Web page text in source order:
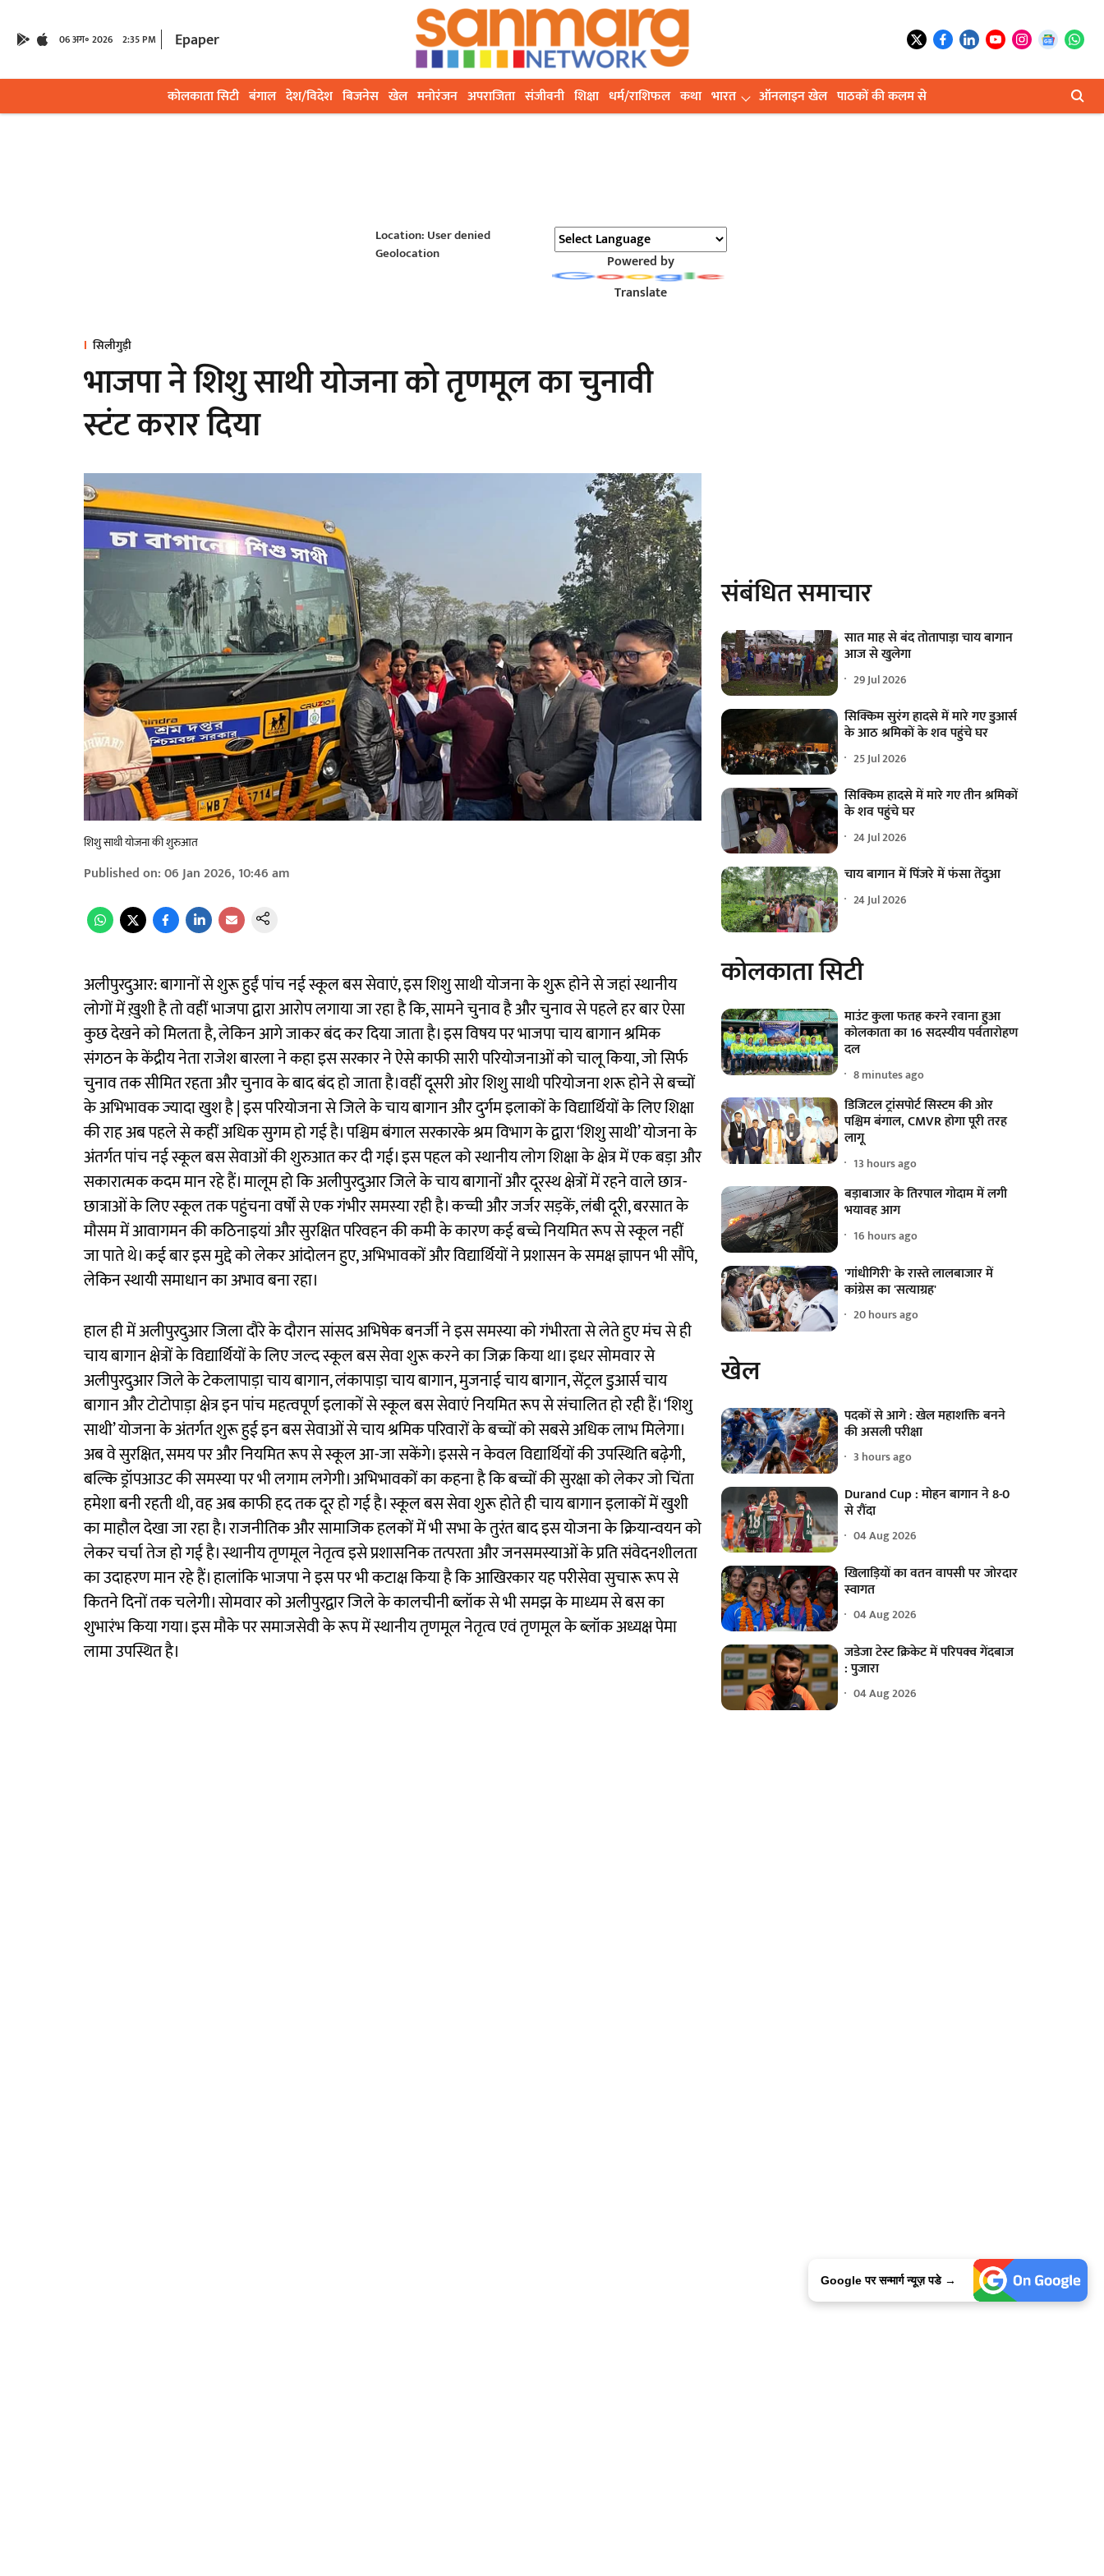
06 अग॰ 2026 2:35 PM Epaper
कोलकाता सिटी बंगाल देश/विदेश बिजनेस खेल मनोरंजन अपराजिता संजीवनी शिक्षा धर्म/राशिफल कथा भारत ऑनलाइन खेल पाठकों की कलम से
Location: User denied
Geolocation
Powered by
Translate
सिलीगुड़ी
भाजपा ने शिशु साथी योजना को तृणमूल का चुनावी
स्टंट करार दिया
शिशु साथी योजना की शुरुआत
Published on:06 Jan 2026, 10:46 am
अलीपुरदुआर: बागानों से शुरू हुईं पांच नई स्कूल बस सेवाएं, इस शिशु साथी योजना के शुरू होने से जहां स्थानीय
लोगों में ख़ुशी है तो वहीं भाजपा द्वारा आरोप लगाया जा रहा है कि, सामने चुनाव है और चुनाव से पहले हर बार ऐसा
कुछ देखने को मिलता है, लेकिन आगे जाकर बंद कर दिया जाता है। इस विषय पर भाजपा चाय बागान श्रमिक
संगठन के केंद्रीय नेता राजेश बारला ने कहा इस सरकार ने ऐसे काफी सारी परियोजनाओं को चालू किया, जो सिर्फ
चुनाव तक सीमित रहता और चुनाव के बाद बंद हो जाता है।वहीं दूसरी ओर शिशु साथी परियोजना शरू होने से बच्चों
के अभिभावक ज्यादा खुश है | इस परियोजना से जिले के चाय बागान और दुर्गम इलाकों के विद्यार्थियों के लिए शिक्षा
की राह अब पहले से कहीं अधिक सुगम हो गई है। पश्चिम बंगाल सरकारके श्रम विभाग के द्वारा ‘शिशु साथी’ योजना के
अंतर्गत पांच नई स्कूल बस सेवाओं की शुरुआत कर दी गई। इस पहल को स्थानीय लोग शिक्षा के क्षेत्र में एक बड़ा और
सकारात्मक कदम मान रहे हैं। मालूम हो कि अलीपुरदुआर जिले के चाय बागानों और दूरस्थ क्षेत्रों में रहने वाले छात्र-
छात्राओं के लिए स्कूल तक पहुंचना वर्षों से एक गंभीर समस्या रही है। कच्ची और जर्जर सड़कें, लंबी दूरी, बरसात के
मौसम में आवागमन की कठिनाइयां और सुरक्षित परिवहन की कमी के कारण कई बच्चे नियमित रूप से स्कूल नहीं
जा पाते थे। कई बार इस मुद्दे को लेकर आंदोलन हुए, अभिभावकों और विद्यार्थियों ने प्रशासन के समक्ष ज्ञापन भी सौंपे,
लेकिन स्थायी समाधान का अभाव बना रहा।
हाल ही में अलीपुरदुआर जिला दौरे के दौरान सांसद अभिषेक बनर्जी ने इस समस्या को गंभीरता से लेते हुए मंच से ही
चाय बागान क्षेत्रों के विद्यार्थियों के लिए जल्द स्कूल बस सेवा शुरू करने का जिक्र किया था। इधर सोमवार से
अलीपुरदुआर जिले के टेकलापाड़ा चाय बागान, लंकापाड़ा चाय बागान, मुजनाई चाय बागान, सेंट्रल डुआर्स चाय
बागान और टोटोपाड़ा क्षेत्र इन पांच महत्वपूर्ण इलाकों से स्कूल बस सेवाएं नियमित रूप से संचालित हो रही हैं। ‘शिशु
साथी’ योजना के अंतर्गत शुरू हुई इन बस सेवाओं से चाय श्रमिक परिवारों के बच्चों को सबसे अधिक लाभ मिलेगा।
अब वे सुरक्षित, समय पर और नियमित रूप से स्कूल आ-जा सकेंगे। इससे न केवल विद्यार्थियों की उपस्थिति बढ़ेगी,
बल्कि ड्रॉपआउट की समस्या पर भी लगाम लगेगी। अभिभावकों का कहना है कि बच्चों की सुरक्षा को लेकर जो चिंता
हमेशा बनी रहती थी, वह अब काफी हद तक दूर हो गई है। स्कूल बस सेवा शुरू होते ही चाय बागान इलाकों में खुशी
का माहौल देखा जा रहा है। राजनीतिक और सामाजिक हलकों में भी सभा के तुरंत बाद इस योजना के क्रियान्वयन को
लेकर चर्चा तेज हो गई है। स्थानीय तृणमूल नेतृत्व इसे प्रशासनिक तत्परता और जनसमस्याओं के प्रति संवेदनशीलता
का उदाहरण मान रहे हैं। हालांकि भाजपा ने इस पर भी कटाक्ष किया है कि आखिरकार यह परीसेवा सुचारू रूप से
कितने दिनों तक चलेगी। सोमवार को अलीपुरद्वार जिले के कालचीनी ब्लॉक से भी समझ के माध्यम से बस का
शुभारंभ किया गया। इस मौके पर समाजसेवी के रूप में स्थानीय तृणमूल नेतृत्व एवं तृणमूल के ब्लॉक अध्यक्ष पेमा
लामा उपस्थित है।
संबंधित समाचार
सात माह से बंद तोतापाड़ा चाय बागान
आज से खुलेगा
29 Jul 2026
सिक्किम सुरंग हादसे में मारे गए डुआर्स
के आठ श्रमिकों के शव पहुंचे घर
25 Jul 2026
सिक्किम हादसे में मारे गए तीन श्रमिकों
के शव पहुंचे घर
24 Jul 2026
चाय बागान में पिंजरे में फंसा तेंदुआ
24 Jul 2026
कोलकाता सिटी
माउंट कुला फतह करने रवाना हुआ
कोलकाता का 16 सदस्यीय पर्वतारोहण
दल
8 minutes ago
डिजिटल ट्रांसपोर्ट सिस्टम की ओर
पश्चिम बंगाल, CMVR होगा पूरी तरह
लागू
13 hours ago
बड़ाबाजार के तिरपाल गोदाम में लगी
भयावह आग
16 hours ago
'गांधीगिरी' के रास्ते लालबाजार में
कांग्रेस का 'सत्याग्रह'
20 hours ago
खेल
पदकों से आगे : खेल महाशक्ति बनने
की असली परीक्षा
3 hours ago
Durand Cup : मोहन बागान ने 8-0
से रौंदा
04 Aug 2026
खिलाड़ियों का वतन वापसी पर जोरदार
स्वागत
04 Aug 2026
जडेजा टेस्ट क्रिकेट में परिपक्व गेंदबाज
: पुजारा
04 Aug 2026
Google पर सन्मार्ग न्यूज़ पडे →